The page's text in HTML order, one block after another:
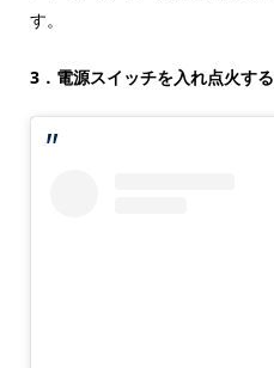
す。
3．電源スイッチを入れ点火する